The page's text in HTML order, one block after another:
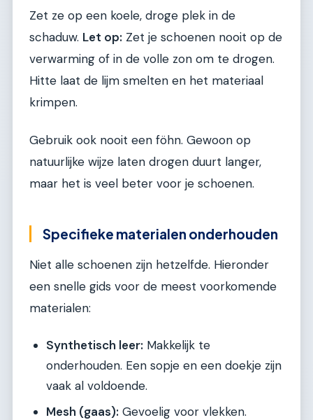
Zet ze op een koele, droge plek in de
schaduw. Let op: Zet je schoenen nooit op de
verwarming of in de volle zon om te drogen.
Hitte laat de lijm smelten en het materiaal
krimpen.
Gebruik ook nooit een föhn. Gewoon op
natuurlijke wijze laten drogen duurt langer,
maar het is veel beter voor je schoenen.
Specifieke materialen onderhouden
Niet alle schoenen zijn hetzelfde. Hieronder
een snelle gids voor de meest voorkomende
materialen:
Synthetisch leer: Makkelijk te
onderhouden. Een sopje en een doekje zijn
vaak al voldoende.
Mesh (gaas): Gevoelig voor vlekken.